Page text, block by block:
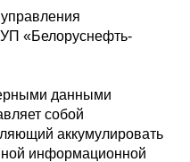
«Белоруснефть-
данными
собой
аккумулировать
информационной